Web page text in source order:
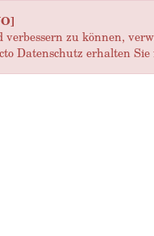
zu können,
Datenschutz erhalten